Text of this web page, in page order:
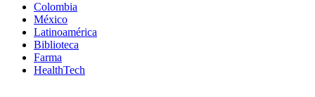
Colombia
México
Latinoamérica
Biblioteca
Farma
HealthTech